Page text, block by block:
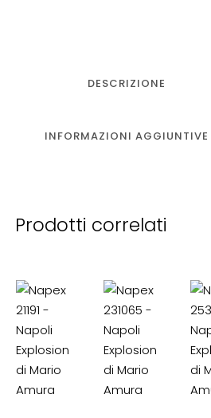
DESCRIZIONE
INFORMAZIONI AGGIUNTIVE
Prodotti correlati